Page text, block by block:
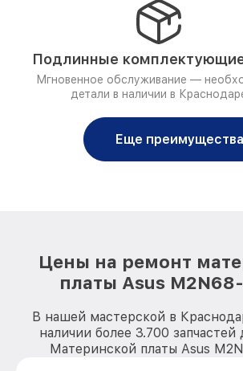
Подлинные
Мгновенное обслуживание —
детали в наличии в
Еще преимущества
Цены на ремонт
платы Asus
В нашей мастерской в
наличии более 3.700 запчастей
Материнской платы Asus